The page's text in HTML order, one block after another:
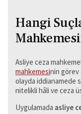
Hangi
Asliye ceza
mahkemesinin görev
olayda iddianamede
nitelikli hâli ve ceza
Uygulamada asliye